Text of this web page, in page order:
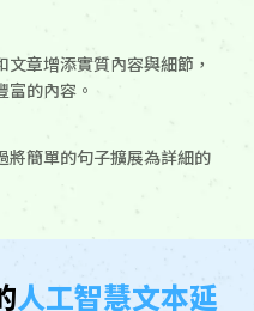
章增添實質內容與細節，
的內容。
將簡單的句子擴展為詳細的
人工智慧文本延